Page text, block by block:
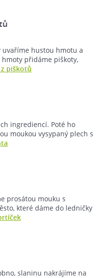
uvaříme hustou hmotu a
přidáme piškoty,
piškotů
ingrediencí. Poté ho
moukou vysypaný plech s
prosátou mouku s
které dáme do ledničky
slaninu nakrájíme na